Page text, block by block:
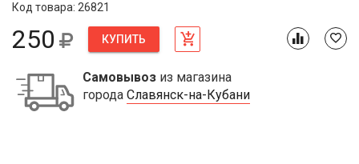
Код товара: 26821
250 КУПИТЬ
Самовывоз из магазина
города Славянск-на-Кубани